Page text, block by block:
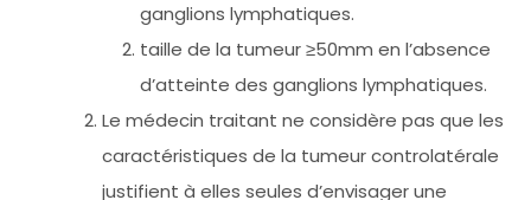
ganglions lymphatiques.
taille de la tumeur ≥50mm en l’absence
d’atteinte des ganglions lymphatiques.
Le médecin traitant ne considère pas que les
caractéristiques de la tumeur controlatérale
justifient à elles seules d’envisager une